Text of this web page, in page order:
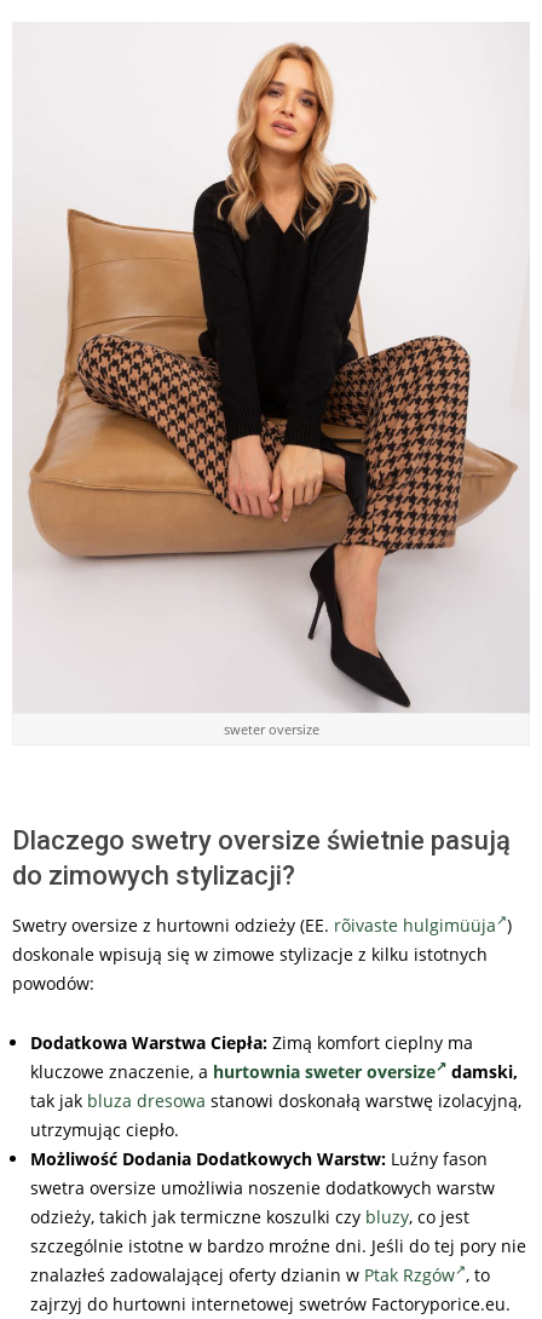
sweter oversize
Dlaczego swetry oversize świetnie pasują
do zimowych stylizacji?
Swetry oversize z hurtowni odzieży (EE. rõivaste hulgimüüja )
doskonale wpisują się w zimowe stylizacje z kilku istotnych
powodów:
Dodatkowa Warstwa Ciepła: Zimą komfort cieplny ma
kluczowe znaczenie, a hurtownia sweter oversize
damski,
tak jak bluza dresowa stanowi doskonałą warstwę izolacyjną,
utrzymując ciepło.
Możliwość Dodania Dodatkowych Warstw: Luźny fason
swetra oversize umożliwia noszenie dodatkowych warstw
odzieży, takich jak termiczne koszulki czy bluzy, co jest
szczególnie istotne w bardzo mroźne dni. Jeśli do tej pory nie
znalazłeś zadowalającej oferty dzianin w Ptak Rzgów , to
zajrzyj do hurtowni internetowej swetrów Factoryporice.eu.